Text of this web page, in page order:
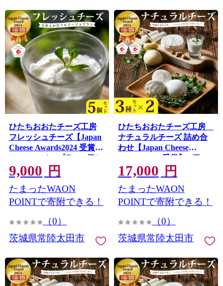
ひたちおおたチーズ工房
フレッシュチーズ【Japan
Cheese Awards2024 受賞】
フロマージュブラン 5個セ
ット
9,000 円
たまったWAON
POINTで寄附できる！
（0）
茨城県常陸太田市
ひたちおおたチーズ工房
ナチュラルチーズ 詰め合
わせ【Japan Cheese
Awards2024 受賞】 3種×2
セット (モッツァレラ・カ
チョカヴァッロ・ストリン
グ)
17,000 円
たまったWAON
POINTで寄附できる！
（0）
茨城県常陸太田市